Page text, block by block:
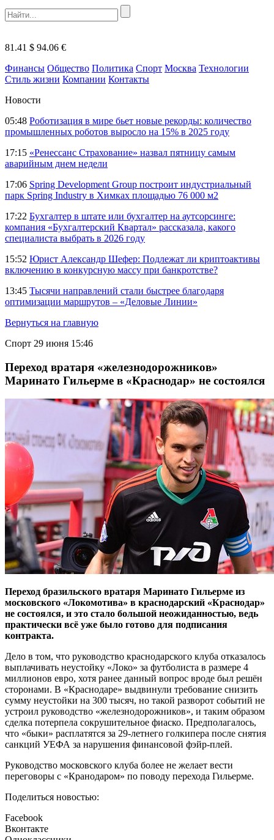
81.41 $ 94.06 €
Финансы Общество Политика Спорт Москва Технологии
Стиль жизни Компании Контакты
Новости
05:48 Роботизация в мире бьет новые рекорды: количество
промышленных роботов выросло на 15% в 2025 году
17:15 «Ренессанс Страхование» назвал пятницу самым
аварийным днем недели
17:06 Spring Development Group построит индустриальный
парк Spring Industry в Химках площадью 76 000 м2
17:22 Бухгалтер в штате или бухгалтер на аутсорсинге:
компания «Бухгалтерский Квартал» рассказала, какого
специалиста выбрать в 2026 году
15:52 Юрист Александр Шефер: Подлежат ли криптоактивы
включению в конкурсную массу при банкротстве?
13:45 Тысячи направлений стали быстрее благодаря
оптимизации маршрутов – «Деловые Линии»
Вернуться на главную
Спорт 29 июня 15:46
Переход вратаря «железнодорожников»
Маринато Гильерме в «Краснодар» не состоялся
Переход бразильского вратаря Маринато Гильерме из
московского «Локомотива» в краснодарский «Краснодар»
не состоялся, и это стало большой неожиданностью, ведь
практически всё уже было готово для подписания
контракта.
Дело в том, что руководство краснодарского клуба отказалось
выплачивать неустойку «Локо» за футболиста в размере 4
миллионов евро, хотя ранее данный вопрос вроде был решён
сторонами. В «Краснодаре» выдвинули требование снизить
сумму неустойки на 300 тысяч, но такой разворот событий не
устроил руководство «железнодорожников», и таким образом
сделка потерпела сокрушительное фиаско. Предполагалось,
что «быки» расплатятся за 29-летнего голкипера после снятия
санкций УЕФА за нарушения финансовой фэйр-плей.
Руководство московского клуба более не желает вести
переговоры с «Кранодаром» по поводу перехода Гильерме.
Поделиться новостью:
Facebook
Вконтакте